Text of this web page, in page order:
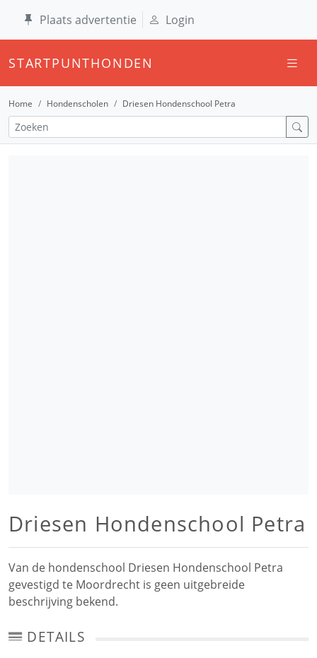
Plaats advertentie Login
STARTPUNTHONDEN
Home Hondenscholen Driesen Hondenschool Petra
Driesen Hondenschool Petra
Van de hondenschool Driesen Hondenschool Petra
gevestigd te Moordrecht is geen uitgebreide
beschrijving bekend.
DETAILS